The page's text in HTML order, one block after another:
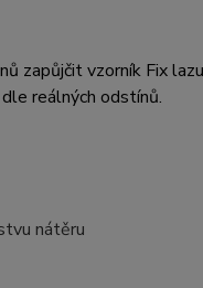
zapůjčit vzorník Fix
reálných odstínů.
nátěru